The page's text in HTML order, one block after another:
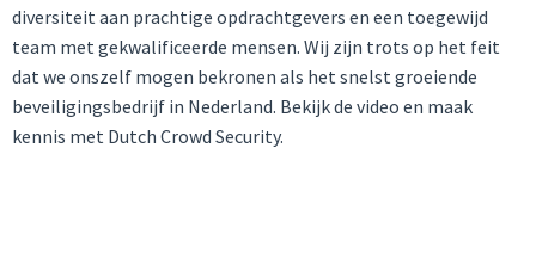
diversiteit aan prachtige opdrachtgevers en een toegewijd
team met gekwalificeerde mensen. Wij zijn trots op het feit
dat we onszelf mogen bekronen als het snelst groeiende
beveiligingsbedrijf in Nederland. Bekijk de video en maak
kennis met Dutch Crowd Security.